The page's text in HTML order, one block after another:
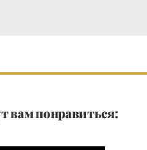
вам понравиться: